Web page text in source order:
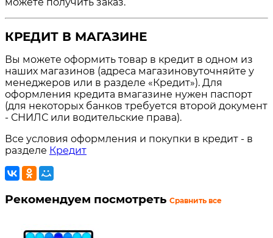
КРЕДИТ В МАГАЗИНЕ
Вы можете оформить товар в кредит в одном из
наших магазинов (адреса магазиновуточняйте у
менеджеров или в разделе «Кредит»). Для
оформления кредита вмагазине нужен паспорт
(для некоторых банков требуется второй документ
- СНИЛС или водительские права).
Все условия оформления и покупки в кредит - в
разделе Кредит
Рекомендуем посмотреть Сравнить все